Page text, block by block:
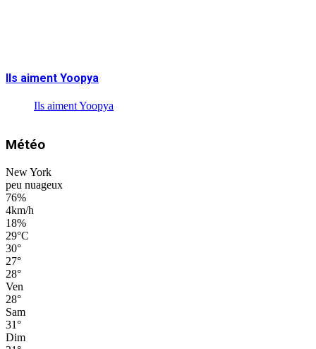
Ils aiment Yoopya
Ils aiment Yoopya
Météo
New York
peu nuageux
76%
4km/h
18%
29°C
30°
27°
28°
Ven
28°
Sam
31°
Dim